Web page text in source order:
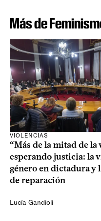
Más de
VIOLENCIAS
“Más de la mitad de la
esperando justicia: la
género en dictadura y
de reparación
Lucía Gandioli